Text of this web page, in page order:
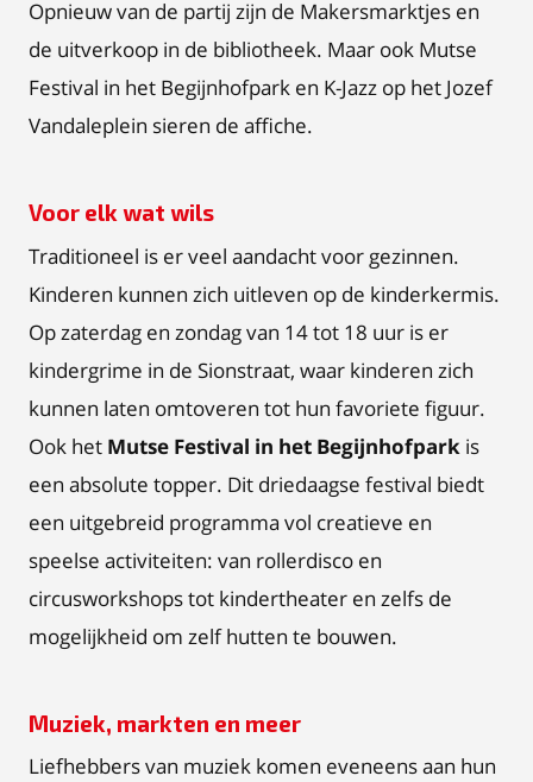
Opnieuw van de partij zijn de Makersmarktjes en
de uitverkoop in de bibliotheek. Maar ook Mutse
Festival in het Begijnhofpark en K-Jazz op het Jozef
Vandaleplein sieren de affiche.
Voor elk wat wils
Traditioneel is er veel aandacht voor gezinnen.
Kinderen kunnen zich uitleven op de kinderkermis.
Op zaterdag en zondag van 14 tot 18 uur is er
kindergrime in de Sionstraat, waar kinderen zich
kunnen laten omtoveren tot hun favoriete figuur.
Ook het Mutse Festival in het Begijnhofpark is
een absolute topper. Dit driedaagse festival biedt
een uitgebreid programma vol creatieve en
speelse activiteiten: van rollerdisco en
circusworkshops tot kindertheater en zelfs de
mogelijkheid om zelf hutten te bouwen.
Muziek, markten en meer
Liefhebbers van muziek komen eveneens aan hun